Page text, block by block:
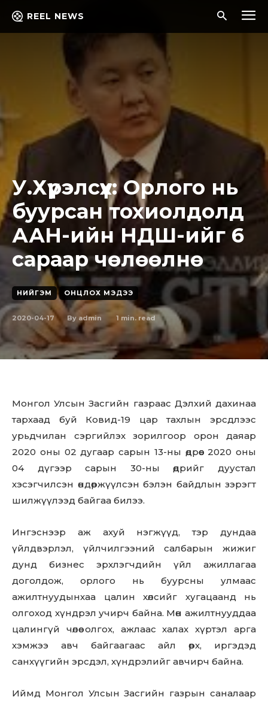
REEL NEWS
У.Хүрэлсүх: Орлого нь
буурсан тохиолдолд
ААН-ийн НДШ-ийг 6
сараар чөлөөлнө
НИЙГЭМ ОНЦЛОХ МЭДЭЭ
2020-04-17 By admin 1 min. read
Монгол Улсын Засгийн газраас Дэлхий дахинаа
тархаад буй Ковид-19 цар тахлын эрсдлээс
урьдчилан сэргийлэх зорилгоор орон даяар
2020 оны 02 дугаар сарын 13-ны өдрөөс 2020 оны
04 дүгээр сарын 30-ны өдрийг дуустал
хэсэгчилсэн өндөржүүлсэн бэлэн байдлын зэрэгт
шилжүүлээд байгаа билээ.
Ингэснээр аж ахуй нэгжүүд, тэр дундаа
үйлдвэрлэл, үйлчилгээний салбарын жижиг
дунд бизнес эрхлэгчдийн үйл ажиллагаа
доголдож, орлого нь буурсны улмаас
ажилтнуудынхаа цалин хөлсийг хугацаанд нь
олгоход хүндрэл учирч байна. Мөн ажилтнууддаа
цалингүй чөлөө олгох, ажлаас халах хүртэл арга
хэмжээ авч байгаагаас айл өрх, иргэдэд
санхүүгийн эрсдэл, хүндрэлийг авчирч байна.
Иймд Монгол Улсын Засгийн газрын саналаар